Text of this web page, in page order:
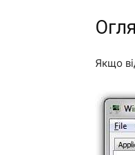
Якщо